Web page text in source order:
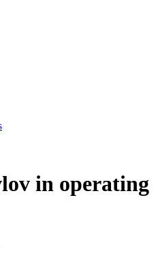
in operating